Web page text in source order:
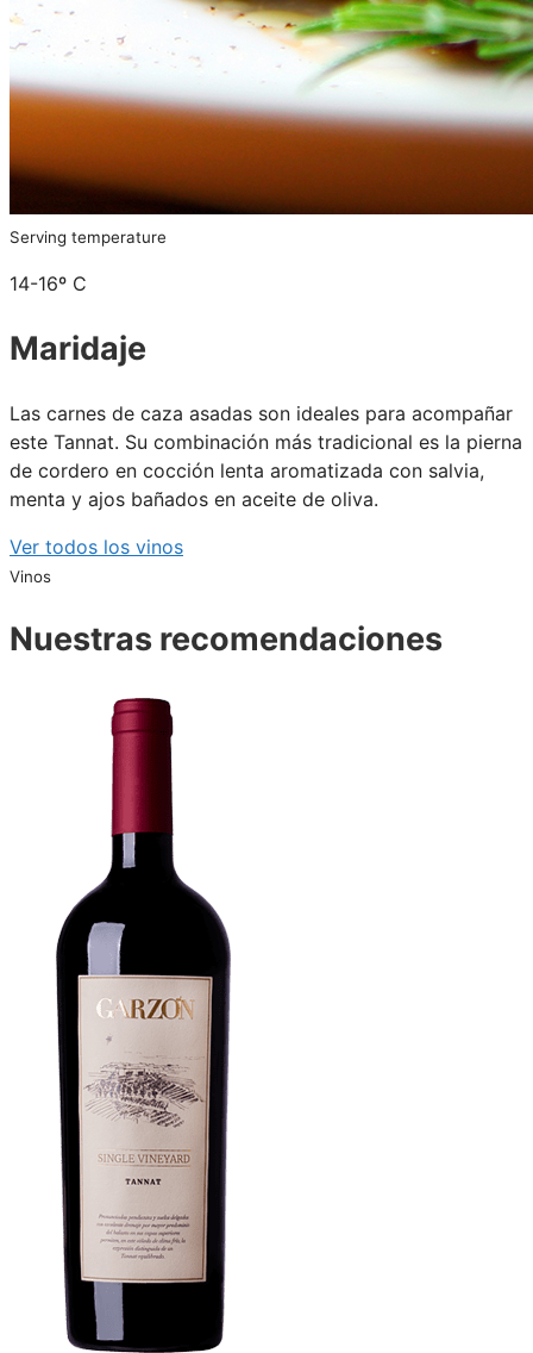
Serving temperature
14-16º C
Maridaje
Las carnes de caza asadas son ideales para acompañar
este Tannat. Su combinación más tradicional es la pierna
de cordero en cocción lenta aromatizada con salvia,
menta y ajos bañados en aceite de oliva.
Ver todos los vinos
Vinos
Nuestras recomendaciones